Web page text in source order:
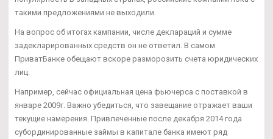
такими предложениями не выходили.
На вопрос об итогах кампании, числе деклараций и сумме
задекларированных средств он не ответил. В самом
ПриватБанке обещают вскоре разморозить счета юридических
лиц.
Например, сейчас официальная цена фьючерса с поставкой в
январе 2009г. Важно убедиться, что завещание отражает ваши
текущие намерения. Привлеченные после декабря 2014 года
субординированные займы в капитале банка имеют ряд